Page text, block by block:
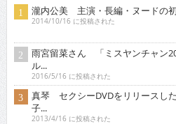
瀧内公美 主演・長編・ヌードの
2014/10/16 に投稿された
雨宮留菜さん 「ミスヤンチャン
ル...
2016/5/16 に投稿された
真琴 セクシーDVDをリリースし
子...
2013/4/16 に投稿された